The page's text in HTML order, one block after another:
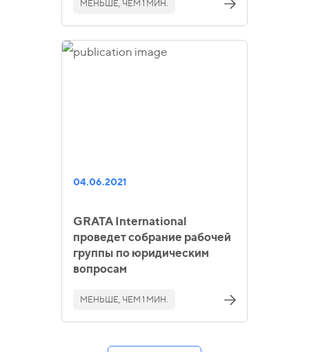
МЕНЬШЕ, ЧЕМ 1 МИН.
04.06.2021
GRATA International
проведет собрание рабочей
группы по юридическим
вопросам
МЕНЬШЕ, ЧЕМ 1 МИН.